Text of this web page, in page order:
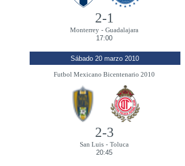
2-1
Monterrey - Guadalajara
17:00
Sábado 20 marzo 2010
Futbol Mexicano Bicentenario 2010
2-3
San Luis - Toluca
20:45